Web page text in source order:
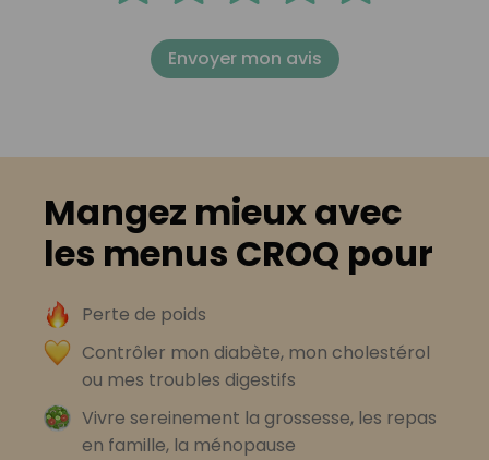
Envoyer mon avis
Mangez mieux avec
les menus CROQ pour
Perte de poids
Contrôler mon diabète, mon cholestérol
ou mes troubles digestifs
Vivre sereinement la grossesse, les repas
en famille, la ménopause